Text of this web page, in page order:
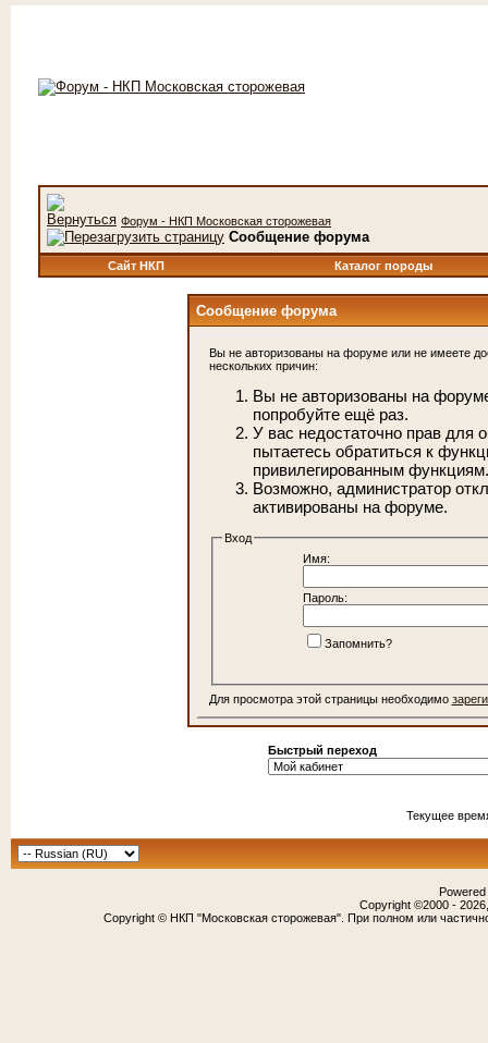
Форум - НКП Московская сторожевая
Сообщение форума
Сайт НКП Каталог породы
Сообщение форума
Вы не авторизованы на форуме или не имеете
нескольких причин:
Вы не авторизованы на
попробуйте ещё раз.
У вас недостаточно прав для
пытаетесь обратиться к
привилегированным функциям.
Возможно, администратор
активированы на форуме.
Вход
Имя:
Пароль:
Запомнить?
Для просмотра этой страницы необходимо
Быстрый переход
Текущее
Copyright ©2000 -
Copyright © НКП "Московская сторожевая". При полном или